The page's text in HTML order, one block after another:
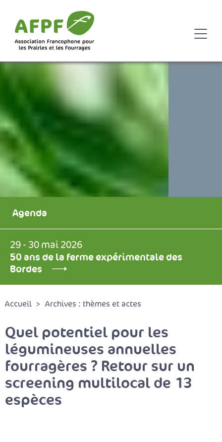
Agenda
29 - 30 mai 2026
50 ans de la ferme expérimentale des
Bordes
Accueil Archives : thèmes et actes
Quel potentiel pour les
légumineuses annuelles
fourragères ? Retour sur un
screening multilocal de 13
espèces